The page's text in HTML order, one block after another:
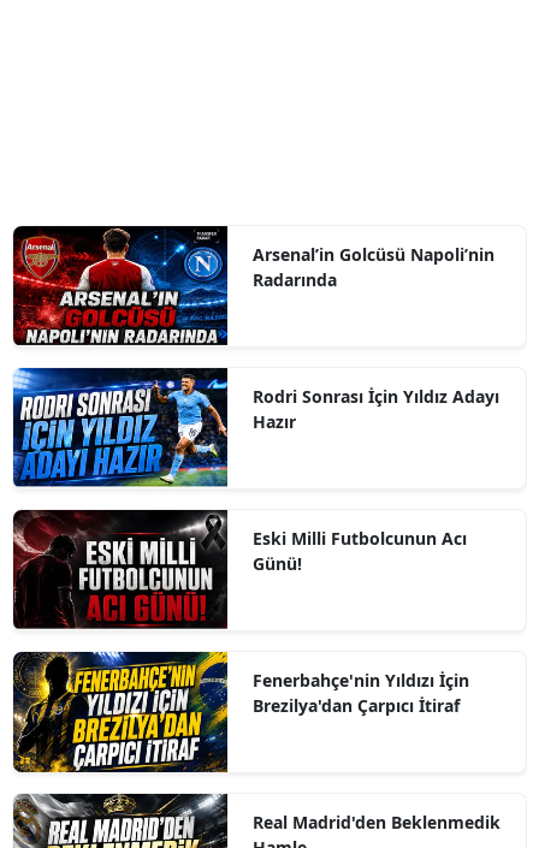
Arsenal’in Golcüsü Napoli’nin
Radarında
Rodri Sonrası İçin Yıldız Adayı
Hazır
Eski Milli Futbolcunun Acı
Günü!
Fenerbahçe'nin Yıldızı İçin
Brezilya'dan Çarpıcı İtiraf
Real Madrid'den Beklenmedik